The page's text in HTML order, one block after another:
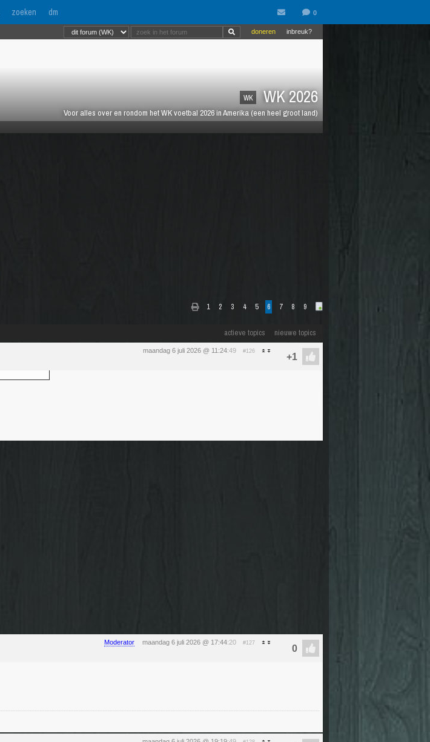
zoeken dm
WK WK 2026
Voor alles over en rondom het WK voetbal 2026 in Amerika (een heel groot land)
inbreuk?
doneren
1 2 3 4 5 6 7 8 9
actieve topics nieuwe topics
maandag 6 juli 2026 @ 11:24:49 #126
Moderator maandag 6 juli 2026 @ 17:44:20 #127